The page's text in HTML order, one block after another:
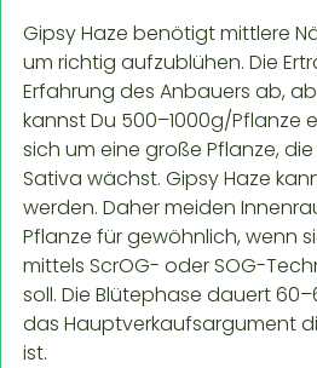
Gipsy Haze benötigt mittlere
um richtig aufzublühen. Die
Erfahrung des Anbauers ab,
kannst Du 500–1000g/Pflanze
sich um eine große Pflanze,
Sativa wächst. Gipsy Haze
werden. Daher meiden
Pflanze für gewöhnlich, wenn
mittels ScrOG- oder SOG-
soll. Die Blütephase dauert
das Hauptverkaufsargument
ist.